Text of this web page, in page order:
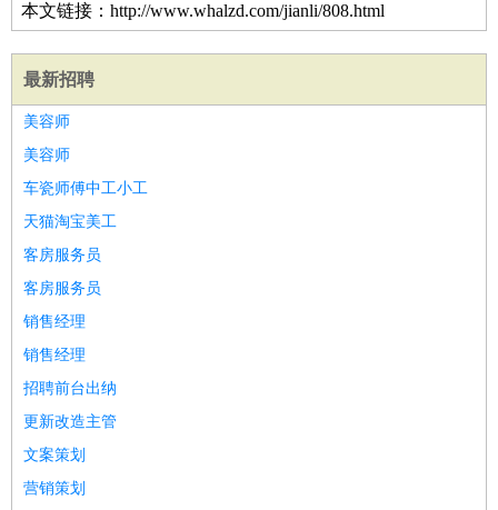
本文链接：http://www.whalzd.com/jianli/808.html
最新招聘
美容师
美容师
车瓷师傅中工小工
天猫淘宝美工
客房服务员
客房服务员
销售经理
销售经理
招聘前台出纳
更新改造主管
文案策划
营销策划